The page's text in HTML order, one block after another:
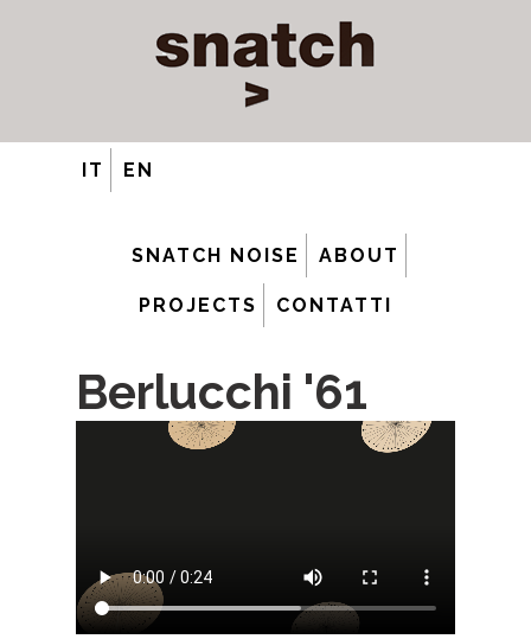
IT EN
SNATCH NOISE ABOUT
PROJECTS CONTATTI
Berlucchi '61